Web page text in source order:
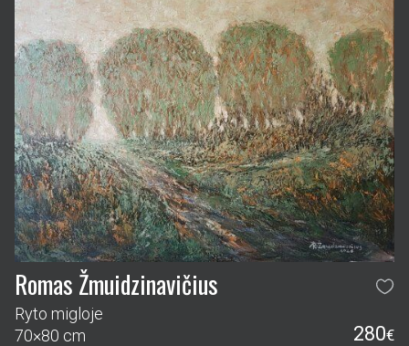
Romas Žmuidzinavičius
Ryto migloje
70×80 cm
280€